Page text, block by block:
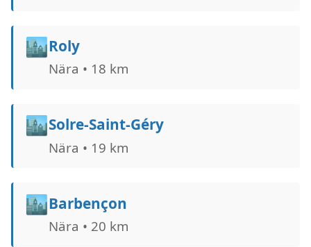
🏙️Roly
Nära • 18 km
🏙️Solre-Saint-Géry
Nära • 19 km
🏙️Barbençon
Nära • 20 km